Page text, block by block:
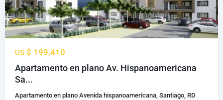
US $ 199,410
Apartamento en plano Av. Hispanoamericana
Sa...
Apartamento en plano Avenida hispanoamericana, Santiago, RD